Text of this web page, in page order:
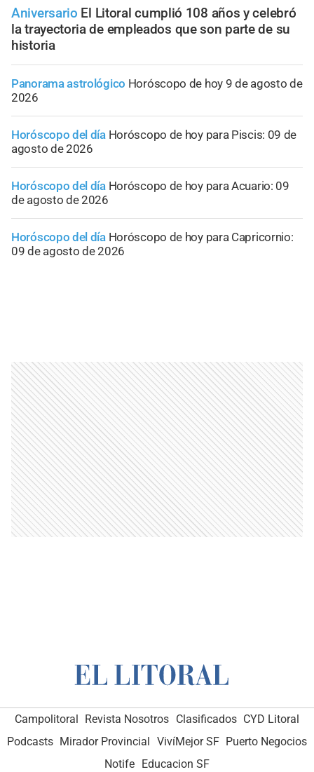
Aniversario El Litoral cumplió 108 años y celebró
la trayectoria de empleados que son parte de su
historia
Panorama astrológico Horóscopo de hoy 9 de agosto de
2026
Horóscopo del día Horóscopo de hoy para Piscis: 09 de
agosto de 2026
Horóscopo del día Horóscopo de hoy para Acuario: 09
de agosto de 2026
Horóscopo del día Horóscopo de hoy para Capricornio:
09 de agosto de 2026
Campolitoral Revista Nosotros Clasificados CYD Litoral
Podcasts Mirador Provincial VivíMejor SF Puerto Negocios
Notife Educacion SF